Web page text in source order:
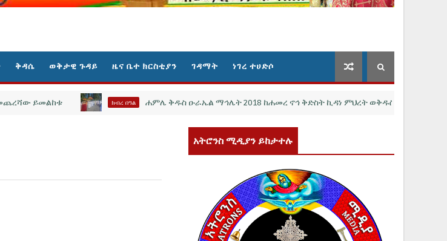
ቅዳሴ ወቅታዊ ጉዳይ ዜና ቤተ ክርስቲያን ገዳማት ነገረ ተሀድሶ
ይመልከቱ ክብረ በዓል ሐምሌ ቅዱስ ዑራኤል ማኅሌት 2018 ከሐመረ ኖኅ ቅድስት ኪዳነ ምህረት ወቅዱስ ዑራኤል Des Moines
አትሮንስ ሚዲያን ይከታተሉ